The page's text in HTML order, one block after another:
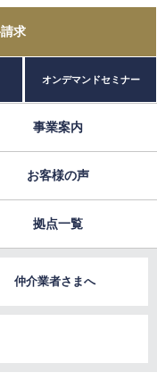
請求
オンデマンドセミナー
事業案内
お客様の声
拠点一覧
仲介業者さまへ